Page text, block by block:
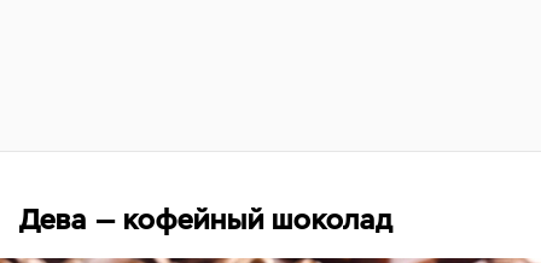
Дева — кофейный шоколад